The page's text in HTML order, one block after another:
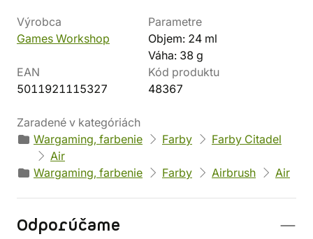
Výrobca
Games Workshop
Parametre
Objem: 24 ml
Váha: 38 g
EAN
5011921115327
Kód produktu
48367
Zaradené v kategóriách
Wargaming, farbenie
Farby
Farby Citadel
Air
Wargaming, farbenie
Farby Airbrush Air
Odporúčame